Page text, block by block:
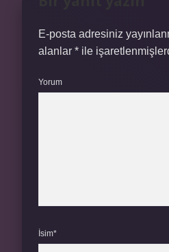
E-posta adresiniz
alanlar * ile
Yorum
İsim*